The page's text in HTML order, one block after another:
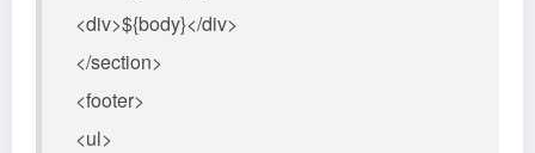
<div>${body}</div>
</section>
<footer>
<ul>